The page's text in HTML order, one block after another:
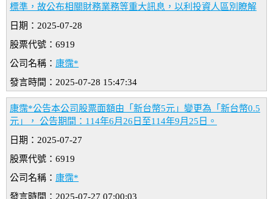
標準，故公布相關財務業務等重大訊息，以利投資人區別瞭解
日期：2025-07-28
股票代號：6919
公司名稱： 康霈*
發言時間：2025-07-28 15:47:34
康霈*公告本公司股票面額由「新台幣5元」變更為「新台幣0.5
元」， 公告期間：114年6月26日至114年9月25日。
日期：2025-07-27
股票代號：6919
公司名稱： 康霈*
發言時間：2025-07-27 07:00:03